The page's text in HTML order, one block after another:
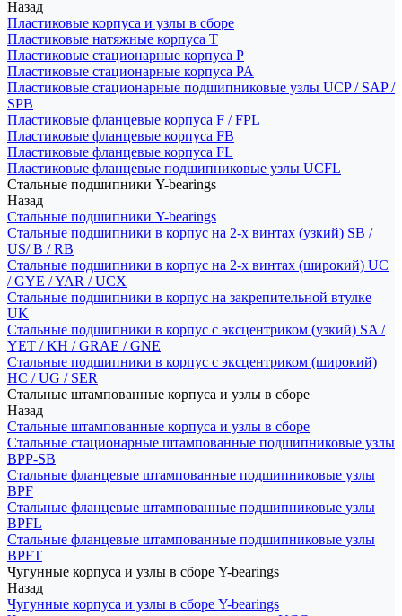
Назад
Пластиковые корпуса и узлы в сборе
Пластиковые натяжные корпуса T
Пластиковые стационарные корпуса P
Пластиковые стационарные корпуса PA
Пластиковые стационарные подшипниковые узлы UCP / SAP /
SPB
Пластиковые фланцевые корпуса F / FPL
Пластиковые фланцевые корпуса FB
Пластиковые фланцевые корпуса FL
Пластиковые фланцевые подшипниковые узлы UCFL
Стальные подшипники Y-bearings
Назад
Стальные подшипники Y-bearings
Стальные подшипники в корпус на 2-х винтах (узкий) SB /
US/ B / RB
Стальные подшипники в корпус на 2-х винтах (широкий) UC
/ GYE / YAR / UCX
Стальные подшипники в корпус на закрепительной втулке
UK
Стальные подшипники в корпус с эксцентриком (узкий) SA /
YET / KH / GRAE / GNE
Стальные подшипники в корпус с эксцентриком (широкий)
HC / UG / SER
Стальные штампованные корпуса и узлы в сборе
Назад
Стальные штампованные корпуса и узлы в сборе
Стальные стационарные штампованные подшипниковые узлы
BPP-SB
Стальные фланцевые штампованные подшипниковые узлы
BPF
Стальные фланцевые штампованные подшипниковые узлы
BPFL
Стальные фланцевые штампованные подшипниковые узлы
BPFT
Чугунные корпуса и узлы в сборе Y-bearings
Назад
Чугунные корпуса и узлы в сборе Y-bearings